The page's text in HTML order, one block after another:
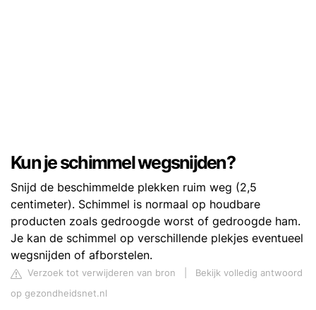
Kun je schimmel wegsnijden?
Snijd de beschimmelde plekken ruim weg (2,5
centimeter). Schimmel is normaal op houdbare
producten zoals gedroogde worst of gedroogde ham.
Je kan de schimmel op verschillende plekjes eventueel
wegsnijden of afborstelen.
Verzoek tot verwijderen van bron
Bekijk volledig antwoord
op gezondheidsnet.nl